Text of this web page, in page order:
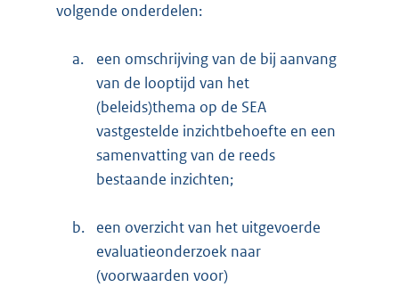
volgende onderdelen:
a.
een omschrijving van de bij aanvang
van de looptijd van het
(beleids)thema op de SEA
vastgestelde inzichtbehoefte en een
samenvatting van de reeds
bestaande inzichten;
b.
een overzicht van het uitgevoerde
evaluatieonderzoek naar
(voorwaarden voor)